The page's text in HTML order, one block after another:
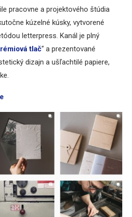
pracovne a projektového štúdia
kúzelné kúsky, vytvorené
letterpress. Kanál je plný
tlač“ a prezentované
dizajn a ušľachtilé papiere,